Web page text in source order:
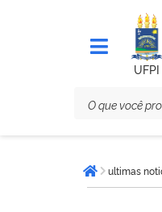
UFPI
está
aqui:Página
ultimas